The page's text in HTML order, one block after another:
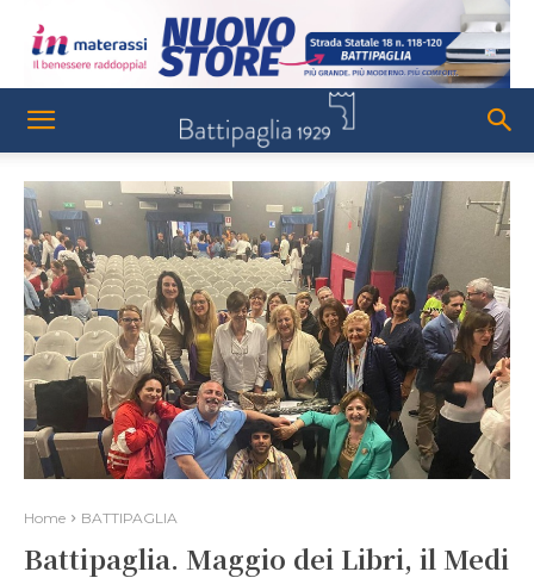
Home BATTIPAGLIA
Battipaglia. Maggio dei Libri, il Medi